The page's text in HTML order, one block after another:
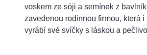
voskem ze sóji a semínek z
zavedenou rodinnou firmou, která i
vyrábí své svíčky s láskou a